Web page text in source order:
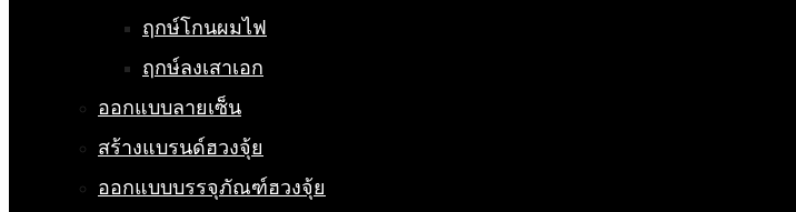
ฤกษ์โกนผมไฟ
ฤกษ์ลงเสาเอก
ออกแบบลายเซ็น
สร้างแบรนด์ฮวงจุ้ย
ออกแบบบรรจุภัณฑ์ฮวงจุ้ย